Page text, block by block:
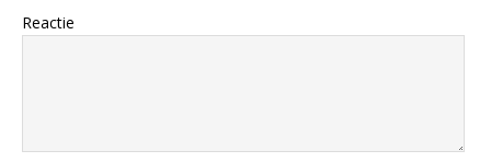
Reactie